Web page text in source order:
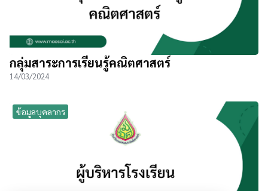
กลุ่มสาระการเรียนรู้คณิตศาสตร์
14/03/2024
ข้อมูลบุคลากร